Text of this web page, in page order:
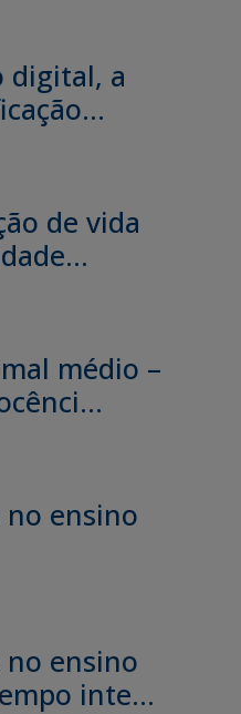
digital, a
de vida
médio –
ensino
ensino
inte...